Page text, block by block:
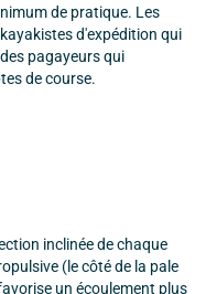
de pratique. Les
d'expédition qui
pagayeurs qui
de course.
inclinée de chaque
(le côté de la pale
un écoulement plus